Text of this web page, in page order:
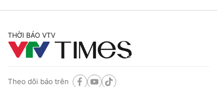
THỜI BÁO VTV
Theo dõi báo trên